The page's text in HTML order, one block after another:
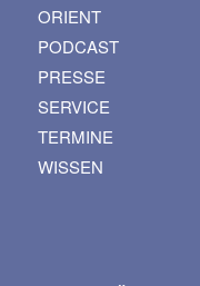
ORIENT
PODCAST
PRESSE
SERVICE
TERMINE
WISSEN